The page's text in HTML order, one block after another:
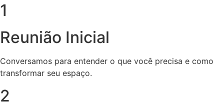
1
Reunião Inicial
Conversamos para entender o que você precisa e como
transformar seu espaço.
2